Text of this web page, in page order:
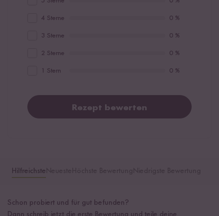
4 Sterne 0 %
3 Sterne 0 %
2 Sterne 0 %
1 Stern 0 %
Rezept bewerten
Hilfreichste
Schon probiert und für gut befunden?